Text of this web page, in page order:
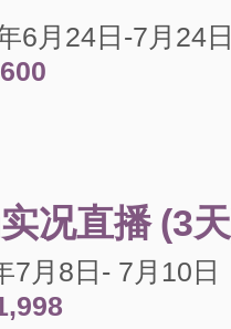
6月24日-7月24
况直播 (3
7月8日- 7 月10 日